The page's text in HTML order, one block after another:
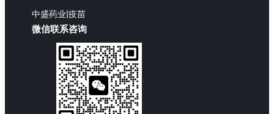
中盛药业|疫苗
微信联系咨询